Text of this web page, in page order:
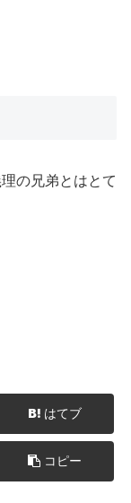
の兄弟とはとて
はてブ
コピー